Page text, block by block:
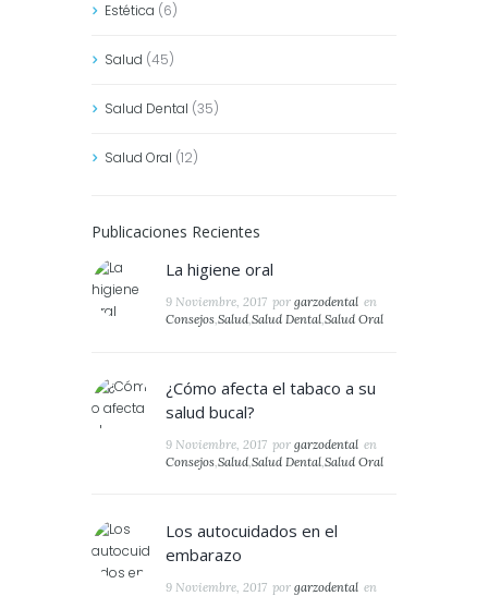
Estética (6)
Salud (45)
Salud Dental (35)
Salud Oral (12)
Publicaciones Recientes
La higiene oral
9 Noviembre, 2017 por garzodental en
Consejos,Salud,Salud Dental,Salud Oral
¿Cómo afecta el tabaco a su
salud bucal?
9 Noviembre, 2017 por garzodental en
Consejos,Salud,Salud Dental,Salud Oral
Los autocuidados en el
embarazo
9 Noviembre, 2017 por garzodental en